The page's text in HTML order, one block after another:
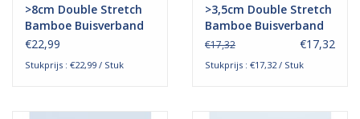
>8cm Double Stretch
Bamboe Buisverband
€22,99
Stukprijs : €22,99 / Stuk
>3,5cm Double Stretch
Bamboe Buisverband
hand, pols en
€17,32 €17,32
Stukprijs : €17,32 / Stuk